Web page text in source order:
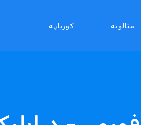
کورپاڼه مثالونه